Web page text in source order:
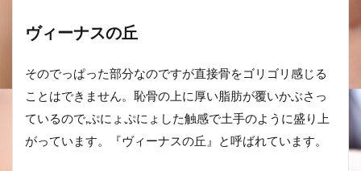
ヴィーナスの丘
そのでっぱった部分なのですが直接骨をゴリゴリ感じる
ことはできません。恥骨の上に厚い脂肪が覆いかぶさっ
ているので,ぷにょぷにょした触感で土手のように盛り上
がっています。『ヴィーナスの丘』と呼ばれています。